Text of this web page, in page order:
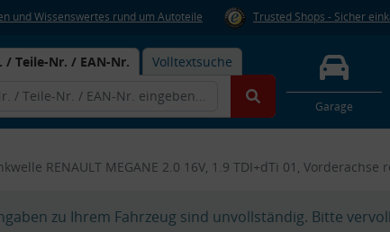
und Wissenswertes rund um Autoteile Trusted Shops - Sicher
Teile-Nr. / EAN-Nr. Volltextsuche
Garage
RENAULT MEGANE 2.0 16V, 1.9 TDI+dTi 01, Vorderachse
zu Ihrem Fahrzeug sind unvollständig. Bitte